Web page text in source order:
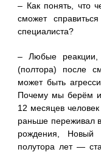
– Как понять, что
сможет
специалиста?
– Любые реакции,
(полтора) после
может быть
Почему мы берём
12 месяцев
раньше переживал
рождения,
полутора лет —